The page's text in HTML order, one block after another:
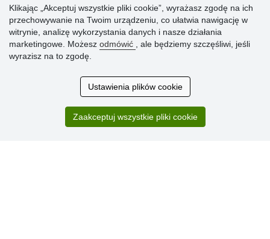
» Dlaczego należy się zarejestrować?
» Najczęściej zadawane pytania
Zakup przebiegł sprawnie. Jestem
zadowolona. Polecam.
Klikając „Akceptuj wszystkie pliki cookie”, wyrażasz zgodę na ich
przechowywanie na Twoim urządzeniu, co ułatwia nawigację w
witrynie, analizę wykorzystania danych i nasze działania
marketingowe. Możesz odmówić
, ale będziemy szczęśliwi, jeśli
wyrazisz na to zgodę.
Ustawienia plików cookie
Zaakceptuj wszystkie pliki cookie